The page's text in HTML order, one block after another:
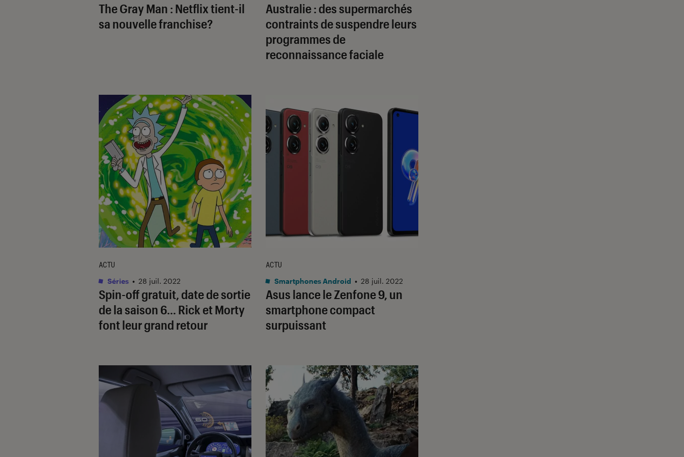
The Gray Man : Netflix tient-il
sa nouvelle franchise?
Australie : des supermarchés
contraints de suspendre leurs
programmes de
reconnaissance faciale
Spin-off gratuit, date de sortie
de la saison 6… Rick et Morty
font leur grand retour
ACTU
Séries • 28 juil. 2022
Asus lance le Zenfone 9, un
smartphone compact
surpuissant
ACTU
Smartphones Android • 28 juil. 2022